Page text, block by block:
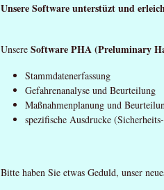
Unsere Software unterstüzt und
Unsere Software PHA (Preluminary
Stammdatenerfassung
Gefahrenanalyse und Beurteilung
Maßnahmenplanung und
spezifische Ausdrucke
Bitte haben Sie etwas Geduld, unser